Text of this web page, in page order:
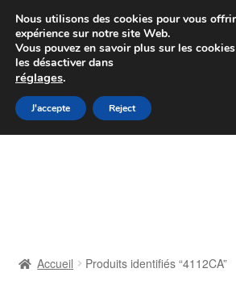
Colissimo livraison à
Du lundi au vendredi de
Aller
à
Aller
au
Accueil Produits identifiés “4112CA”
Nous utilisons des cookies pour vous
expérience sur notre site Web.
Vous pouvez en savoir plus sur les
les désactiver dans
réglages.
J'accepte Reject